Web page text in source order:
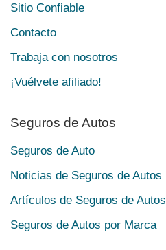
Sitio Confiable
Contacto
Trabaja con nosotros
¡Vuélvete afiliado!
Seguros de Autos
Seguros de Auto
Noticias de Seguros de Autos
Artículos de Seguros de Autos
Seguros de Autos por Marca